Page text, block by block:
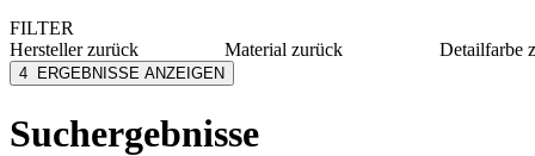
FILTER
Herstellerzurück
Avery Zweckform
Sigel
Material zurück
Detailfarbe
4 ERGEBNISSE ANZEIGEN
Suchergebnisse